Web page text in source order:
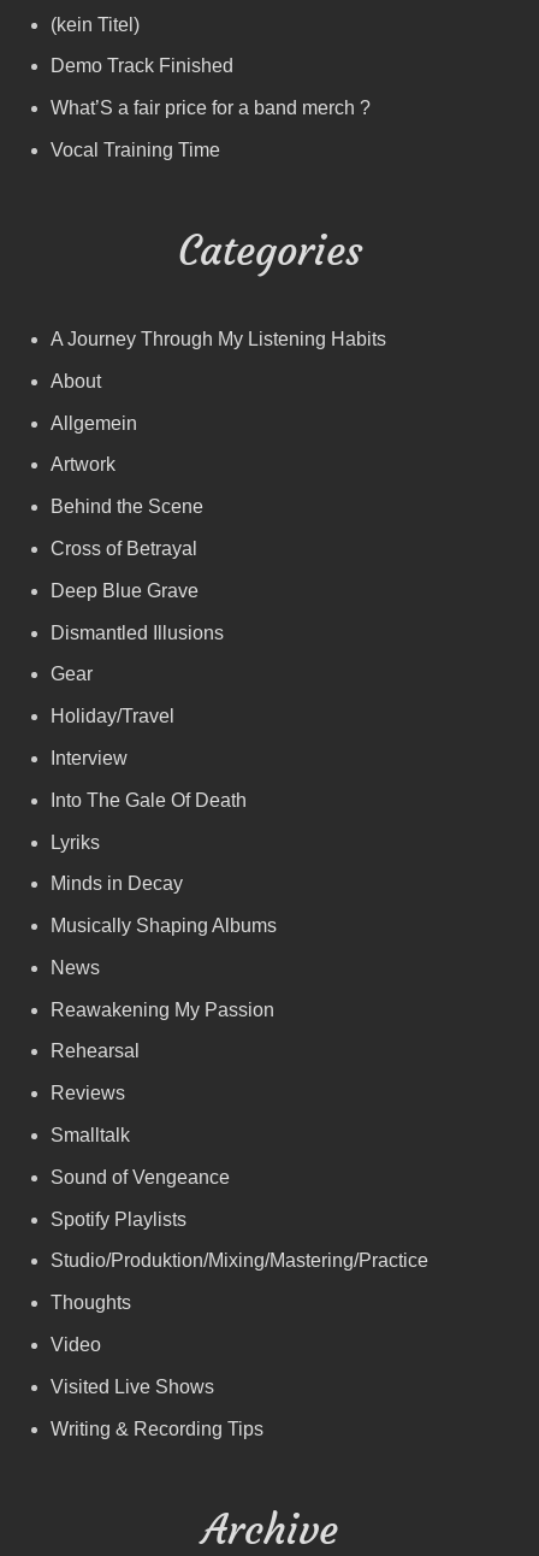
(kein Titel)
Demo Track Finished
What’S a fair price for a band merch ?
Vocal Training Time
Categories
A Journey Through My Listening Habits
About
Allgemein
Artwork
Behind the Scene
Cross of Betrayal
Deep Blue Grave
Dismantled Illusions
Gear
Holiday/Travel
Interview
Into The Gale Of Death
Lyriks
Minds in Decay
Musically Shaping Albums
News
Reawakening My Passion
Rehearsal
Reviews
Smalltalk
Sound of Vengeance
Spotify Playlists
Studio/Produktion/Mixing/Mastering/Practice
Thoughts
Video
Visited Live Shows
Writing & Recording Tips
Archive